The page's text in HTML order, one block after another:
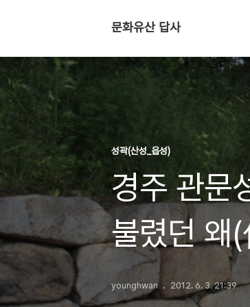
문화유산 답사
성곽(산성_읍성)
경주 관문
불렸던 왜
울산과의
younghwan 2012. 6. 3. 21:39